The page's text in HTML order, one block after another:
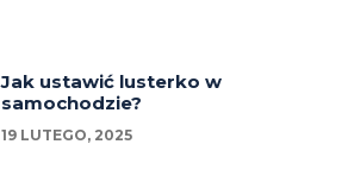
Jak ustawić lusterko w
samochodzie?
19 LUTEGO, 2025